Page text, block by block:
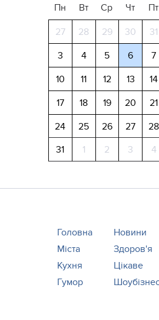
Пн
Вт Ср Чт Пт
27 28 29 30 31
3
4 5 6 7
10
11 12 13 14
17
18 19 20 21
24
25 26 27 28
31
1 2 3 4
Головна
Новини
Міста
Здоров'я
Кухня
Цікаве
Гумор